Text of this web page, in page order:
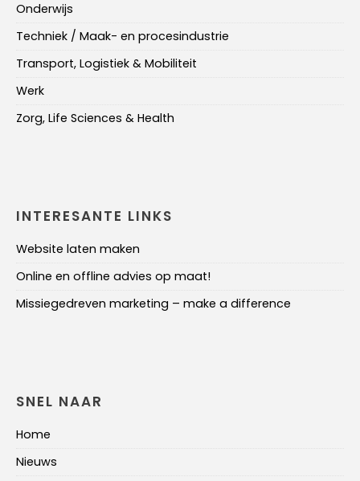
Onderwijs
Techniek / Maak- en procesindustrie
Transport, Logistiek & Mobiliteit
Werk
Zorg, Life Sciences & Health
INTERESANTE LINKS
Website laten maken
Online en offline advies op maat!
Missiegedreven marketing – make a difference
SNEL NAAR
Home
Nieuws